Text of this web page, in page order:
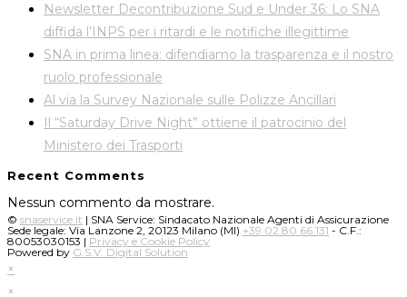
Newsletter Decontribuzione Sud e Under 36: Lo SNA
diffida l’INPS per i ritardi e le notifiche illegittime
SNA in prima linea: difendiamo la trasparenza e il nostro
ruolo professionale
Al via la Survey Nazionale sulle Polizze Ancillari
Il “Saturday Drive Night” ottiene il patrocinio del
Ministero dei Trasporti
Recent Comments
Nessun commento da mostrare.
© snaservice.it | SNA Service: Sindacato Nazionale Agenti di Assicurazione
Sede legale: Via Lanzone 2, 20123 Milano (MI) +39 02 80 66 131‬ - C.F.:
80053030153 | Privacy e Cookie Policy
Powered by G.S.V. Digital Solution
×
×